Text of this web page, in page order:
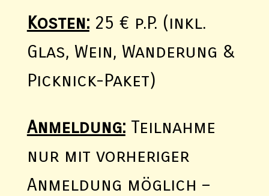
Kosten:25 € p.P. (inkl.
Glas, Wein, Wanderung &
Picknick-Paket)
Anmeldung:Teilnahme
nur mit vorheriger
Anmeldung möglich –